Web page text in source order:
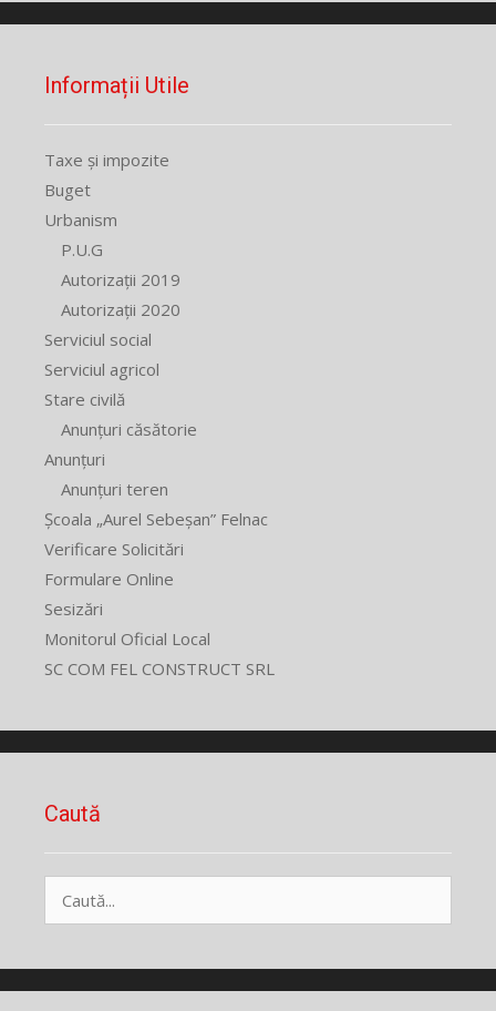
Informații Utile
Taxe și impozite
Buget
Urbanism
P.U.G
Autorizații 2019
Autorizații 2020
Serviciul social
Serviciul agricol
Stare civilă
Anunțuri căsătorie
Anunțuri
Anunțuri teren
Școala „Aurel Sebeșan” Felnac
Verificare Solicitări
Formulare Online
Sesizări
Monitorul Oficial Local
SC COM FEL CONSTRUCT SRL
Caută
după: